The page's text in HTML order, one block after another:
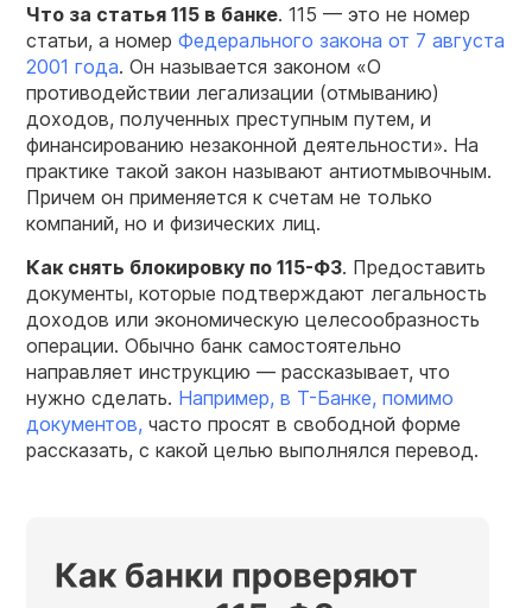
Что за статья 115 в банке. 115 — это не номер
статьи, а номер Федерального закона от 7 августа
2001 года. Он называется законом «О
противодействии легализации (отмыванию)
доходов, полученных преступным путем, и
финансированию незаконной деятельности». На
практике такой закон называют антиотмывочным.
Причем он применяется к счетам не только
компаний, но и физических лиц.
Как снять блокировку по 115-ФЗ. Предоставить
документы, которые подтверждают легальность
доходов или экономическую целесообразность
операции. Обычно банк самостоятельно
направляет инструкцию — рассказывает, что
нужно сделать. Например, в Т-Банке, помимо
документов, часто просят в свободной форме
рассказать, с какой целью выполнялся перевод.